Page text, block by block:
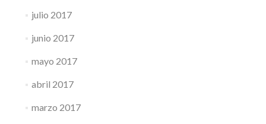
julio 2017
junio 2017
mayo 2017
abril 2017
marzo 2017